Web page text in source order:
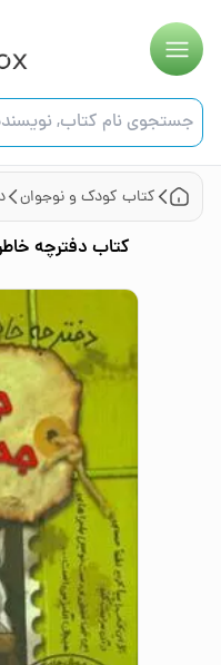
کتاب کودک و نوجوان
کتاب